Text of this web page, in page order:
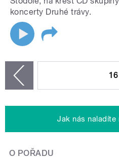
koncerty Druhé trávy.
16
Jak nás naladíte
O POŘADU